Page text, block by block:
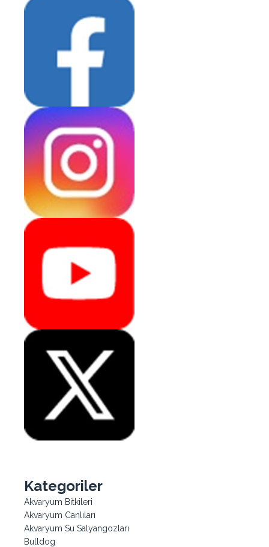
Kategoriler
Akvaryum Bitkileri
Akvaryum Canlıları
Akvaryum Su Salyangozları
Bulldog